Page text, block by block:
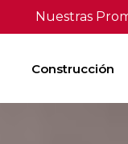
Nuestras
Construcción